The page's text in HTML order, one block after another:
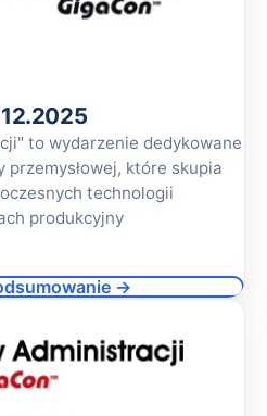
12.2025
to wydarzenie dedykowane
które skupia
technologii
produkcyjny
→